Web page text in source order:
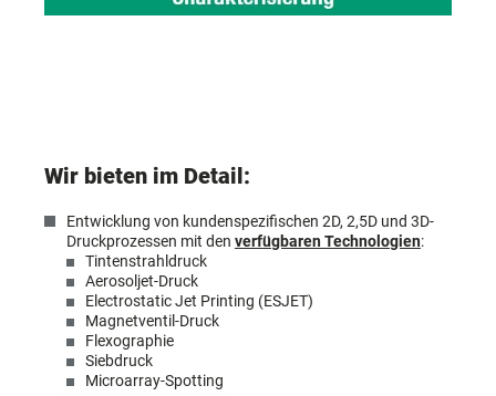
Wir bieten im Detail:
Entwicklung von kundenspezifischen 2D, 2,5D und 3D-
Druckprozessen mit den verfügbaren Technologien:
Tintenstrahldruck
Aerosoljet-Druck
Electrostatic Jet Printing (ESJET)
Magnetventil-Druck
Flexographie
Siebdruck
Microarray-Spotting